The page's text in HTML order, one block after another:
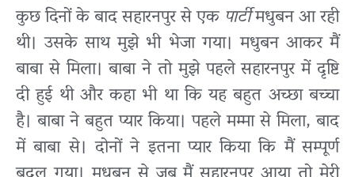
कुछ दिनों के बाद सहारनपुर से एकपार्टीमधुबन आ रही
थी। उसके साथ मुझे भी भेजा गया। मधुबन आकर मैं
बाबा से मिला। बाबा ने तो मुझे पहले सहारनपुर में दृष्टि
दी हुई थी और कहा भी था कि यह बहुत अच्छा बच्चा
है। बाबा ने बहुत प्यार किया। पहले मम्मा से मिला, बाद
में बाबा से। दोनों ने इतना प्यार किया कि मैं सम्पूर्ण